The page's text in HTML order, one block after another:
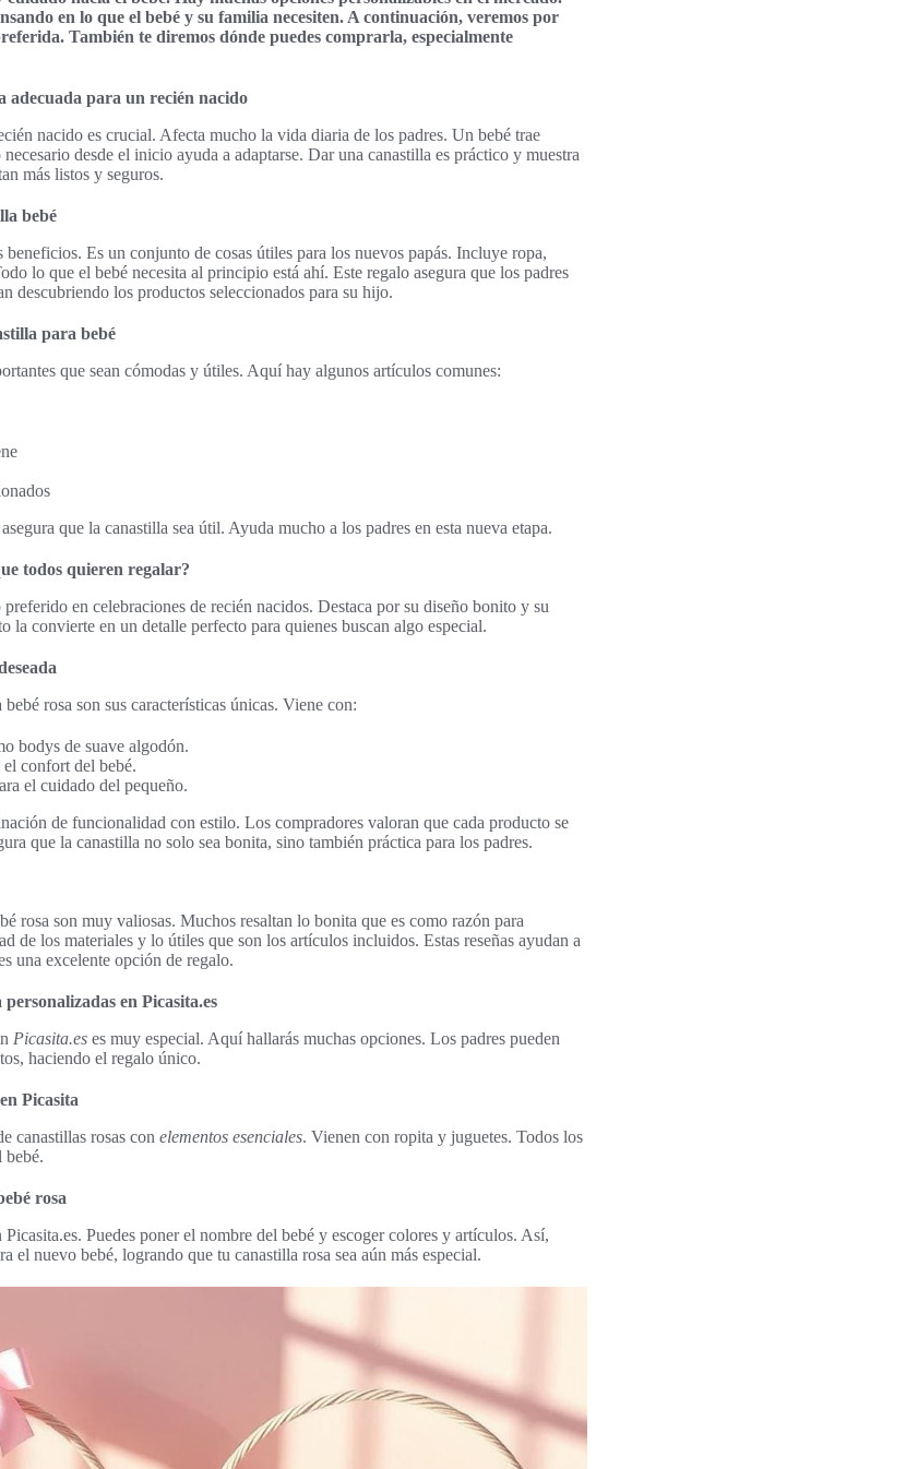
en lo que el bebé y su familia necesiten. A continuación, veremos por
También te diremos dónde puedes comprarla, especialmente
adecuada para un recién nacido
nacido es crucial. Afecta mucho la vida diaria de los padres. Un bebé trae
desde el inicio ayuda a adaptarse. Dar una canastilla es práctico y muestra
más listos y seguros.
bebé
Es un conjunto de cosas útiles para los nuevos papás. Incluye ropa,
lo que el bebé necesita al principio está ahí. Este regalo asegura que los padres
descubriendo los productos seleccionados para su hijo.
para bebé
que sean cómodas y útiles. Aquí hay algunos artículos comunes:
que la canastilla sea útil. Ayuda mucho a los padres en esta nueva etapa.
todos quieren regalar?
en celebraciones de recién nacidos. Destaca por su diseño bonito y su
la convierte en un detalle perfecto para quienes buscan algo especial.
rosa son sus características únicas. Viene con:
bodys de suave algodón.
el confort del bebé.
el cuidado del pequeño.
de funcionalidad con estilo. Los compradores valoran que cada producto se
que la canastilla no solo sea bonita, sino también práctica para los padres.
rosa son muy valiosas. Muchos resaltan lo bonita que es como razón para
de los materiales y lo útiles que son los artículos incluidos. Estas reseñas ayudan a
una excelente opción de regalo.
en Picasita.es
Picasita.es es muy especial. Aquí hallarás muchas opciones. Los padres pueden
haciendo el regalo único.
Picasita
canastillas rosas con elementos esenciales. Vienen con ropita y juguetes. Todos los
bebé.
rosa
Puedes poner el nombre del bebé y escoger colores y artículos. Así,
el nuevo bebé, logrando que tu canastilla rosa sea aún más especial.